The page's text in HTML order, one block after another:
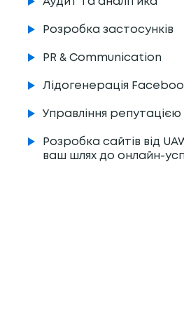
Розробка застосунків
PR & Communication
Лідогенерація
Управління репутацією
Розробка сайтів від
ваш шлях до онлайн-